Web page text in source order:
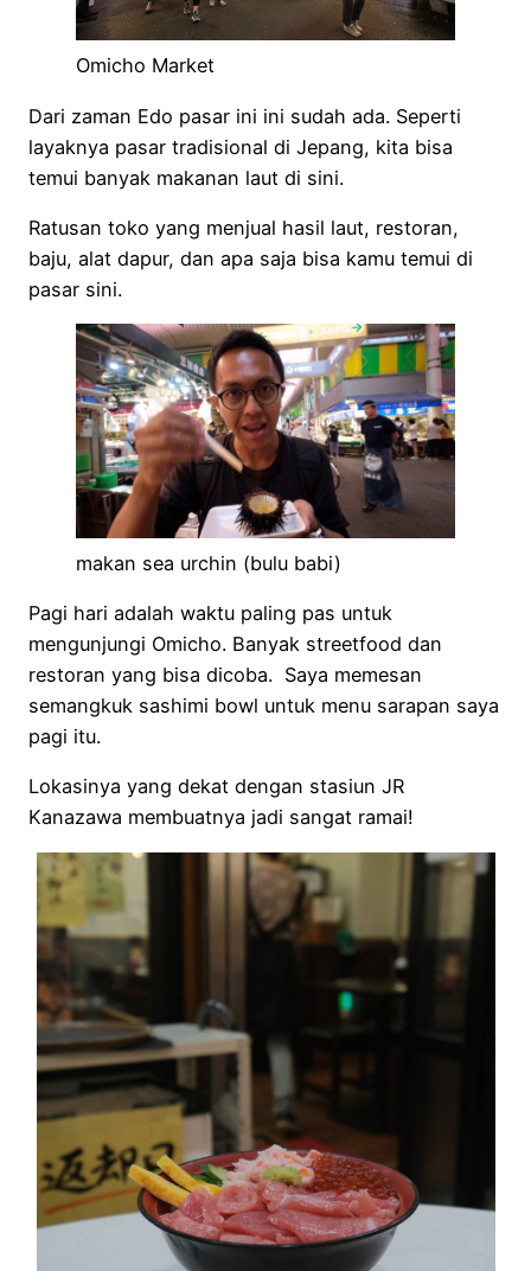
Omicho Market
Dari zaman Edo pasar ini ini sudah ada. Seperti
layaknya pasar tradisional di Jepang, kita bisa
temui banyak makanan laut di sini.
Ratusan toko yang menjual hasil laut, restoran,
baju, alat dapur, dan apa saja bisa kamu temui di
pasar sini.
makan sea urchin (bulu babi)
Pagi hari adalah waktu paling pas untuk
mengunjungi Omicho. Banyak streetfood dan
restoran yang bisa dicoba. Saya memesan
semangkuk sashimi bowl untuk menu sarapan saya
pagi itu.
Lokasinya yang dekat dengan stasiun JR
Kanazawa membuatnya jadi sangat ramai!